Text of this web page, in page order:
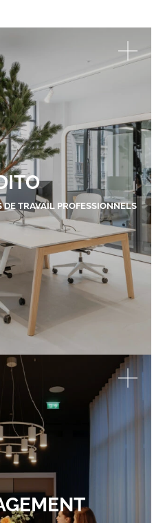
DE TRAVAIL PROFESSIONNELS